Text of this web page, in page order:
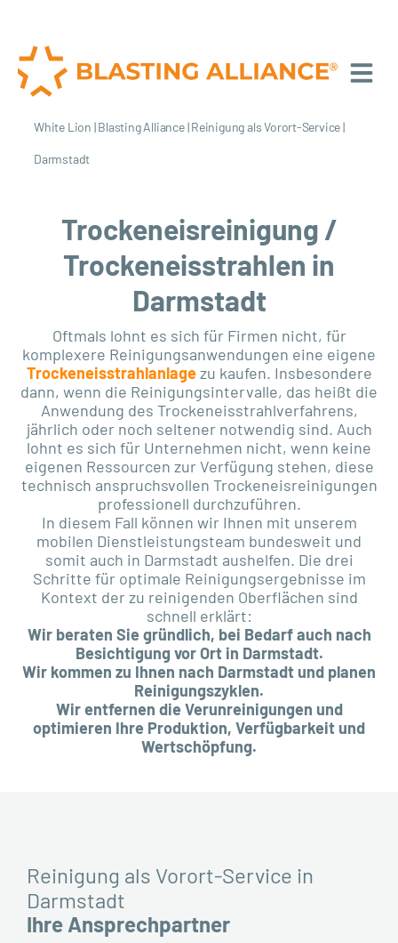
White Lion |Blasting Alliance|Reinigung als Vorort-Service|
Darmstadt
Trockeneisreinigung /
Trockeneisstrahlen in
Darmstadt
Oftmals lohnt es sich für Firmen nicht, für
komplexere Reinigungsanwendungen eine eigene
Trockeneisstrahlanlagezu kaufen. Insbesondere
dann, wenn die Reinigungsintervalle, das heißt die
Anwendung des Trockeneisstrahlverfahrens,
jährlich oder noch seltener notwendig sind. Auch
lohnt es sich für Unternehmen nicht, wenn keine
eigenen Ressourcen zur Verfügung stehen, diese
technisch anspruchsvollen Trockeneisreinigungen
professionell durchzuführen.
In diesem Fall können wir Ihnen mit unserem
mobilen Dienstleistungsteam bundesweit und
somit auch in Darmstadt aushelfen. Die drei
Schritte für optimale Reinigungsergebnisse im
Kontext der zu reinigenden Oberflächen sind
schnell erklärt:
Wir beraten Sie gründlich, bei Bedarf auch nach
Besichtigung vor Ort in Darmstadt.
Wir kommen zu Ihnen nach Darmstadt und planen
Reinigungszyklen.
Wir entfernen die Verunreinigungen und
optimieren Ihre Produktion, Verfügbarkeit und
Wertschöpfung.
Reinigung als Vorort-Service in
Darmstadt
Ihre Ansprechpartner